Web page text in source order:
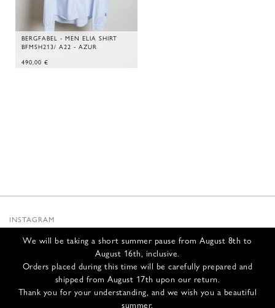
We will be taking a short summer pause from August 8th to
August 16th, inclusive.
Orders placed during this time will be carefully prepared and
shipped from August 17th upon our return.
Thank you for your understanding, and we wish you a beautiful
summer.
BERGFABEL - MEN ELIA SHIRT
BFMSH213/ A22 - AZUR
490,00 €
INSTAGRAM
INFOS
NOUS CONTACTER
EXPÉDITION ET RETOURS